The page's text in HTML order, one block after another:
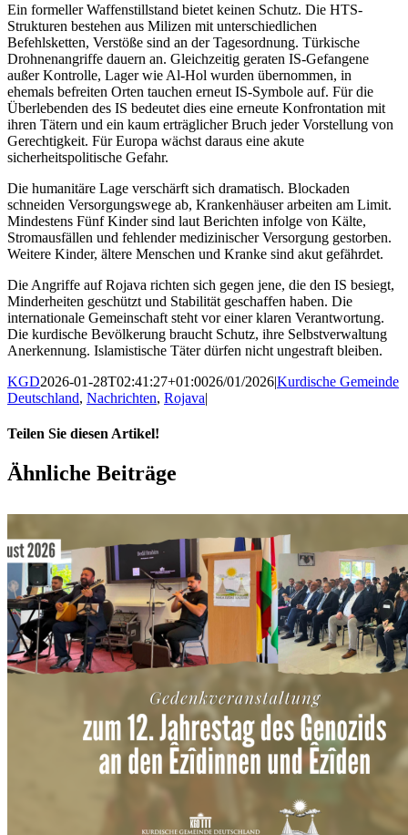
Ein formeller Waffenstillstand bietet keinen Schutz. Die HTS-
Strukturen bestehen aus Milizen mit unterschiedlichen
Befehlsketten, Verstöße sind an der Tagesordnung. Türkische
Drohnenangriffe dauern an. Gleichzeitig geraten IS-Gefangene
außer Kontrolle, Lager wie Al-Hol wurden übernommen, in
ehemals befreiten Orten tauchen erneut IS-Symbole auf. Für die
Überlebenden des IS bedeutet dies eine erneute Konfrontation mit
ihren Tätern und ein kaum erträglicher Bruch jeder Vorstellung von
Gerechtigkeit. Für Europa wächst daraus eine akute
sicherheitspolitische Gefahr.
Die humanitäre Lage verschärft sich dramatisch. Blockaden
schneiden Versorgungswege ab, Krankenhäuser arbeiten am Limit.
Mindestens Fünf Kinder sind laut Berichten infolge von Kälte,
Stromausfällen und fehlender medizinischer Versorgung gestorben.
Weitere Kinder, ältere Menschen und Kranke sind akut gefährdet.
Die Angriffe auf Rojava richten sich gegen jene, die den IS besiegt,
Minderheiten geschützt und Stabilität geschaffen haben. Die
internationale Gemeinschaft steht vor einer klaren Verantwortung.
Die kurdische Bevölkerung braucht Schutz, ihre Selbstverwaltung
Anerkennung. Islamistische Täter dürfen nicht ungestraft bleiben.
KGD2026-01-28T02:41:27+01:0026/01/2026|Kurdische Gemeinde
Deutschland, Nachrichten, Rojava|
Teilen Sie diesen Artikel!
Facebook
X
WhatsApp
Pinterest
E-
Mail
Ähnliche Beiträge